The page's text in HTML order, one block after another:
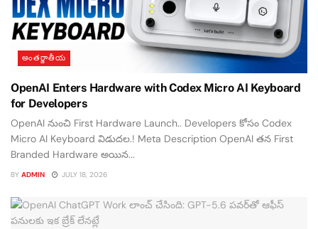
అంతర్జాతీయ
OpenAI Enters Hardware with Codex Micro AI Keyboard
for Developers
OpenAI నుంచి First Hardware Launch.. Developers కోసం Codex
Micro AI Keyboard విడుదల.! Meta Description OpenAI తన First
Branded Hardware అయిన...
BY ADMIN JULY 18, 2026